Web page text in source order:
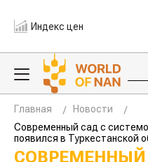
Индекс цен
Главная
Новости
Современный сад с
появился в Туркестанской
СОВРЕМЕННЫЙ